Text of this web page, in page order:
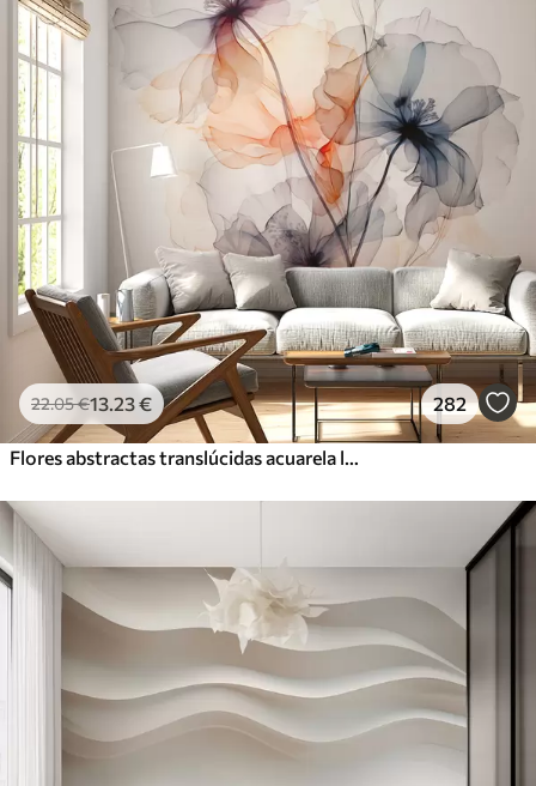
22.05€13.23€ 282
Flores abstractas translúcidas acuarela líquida